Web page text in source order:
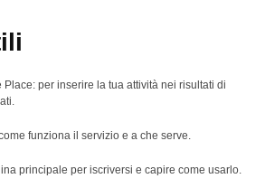
Place: per inserire la tua attività nei risultati di
funziona il servizio e a che serve.
principale per iscriversi e capire come usarlo.